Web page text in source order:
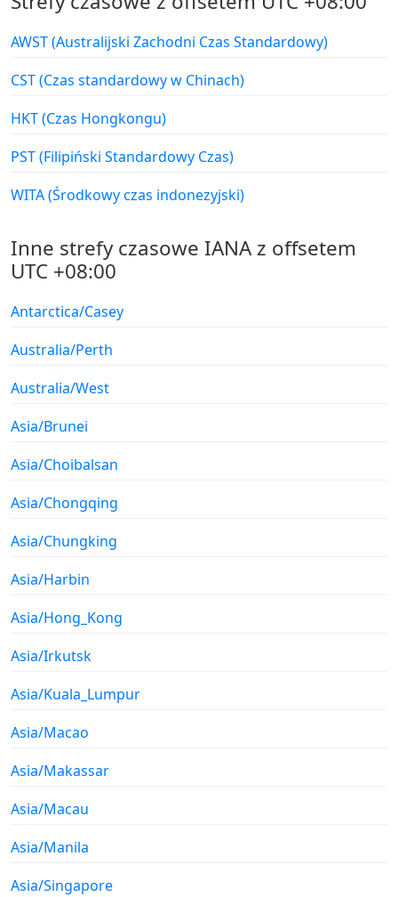
AWST (Australijski Zachodni Czas Standardowy)
CST (Czas standardowy w Chinach)
HKT (Czas Hongkongu)
PST (Filipiński Standardowy Czas)
WITA (Środkowy czas indonezyjski)
Inne strefy czasowe IANA z offsetem
UTC +08:00
Antarctica/Casey
Australia/Perth
Australia/West
Asia/Brunei
Asia/Choibalsan
Asia/Chongqing
Asia/Chungking
Asia/Harbin
Asia/Hong_Kong
Asia/Irkutsk
Asia/Kuala_Lumpur
Asia/Macao
Asia/Makassar
Asia/Macau
Asia/Manila
Asia/Singapore